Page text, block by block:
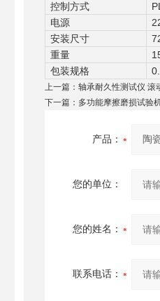
控制方式
电源
安装尺寸
重量
包装规格
上一篇： 轴承耐久性测试仪 滚
下一篇： 多功能摩擦磨损试验
产品：
您的单位：
您的姓名：
联系电话：